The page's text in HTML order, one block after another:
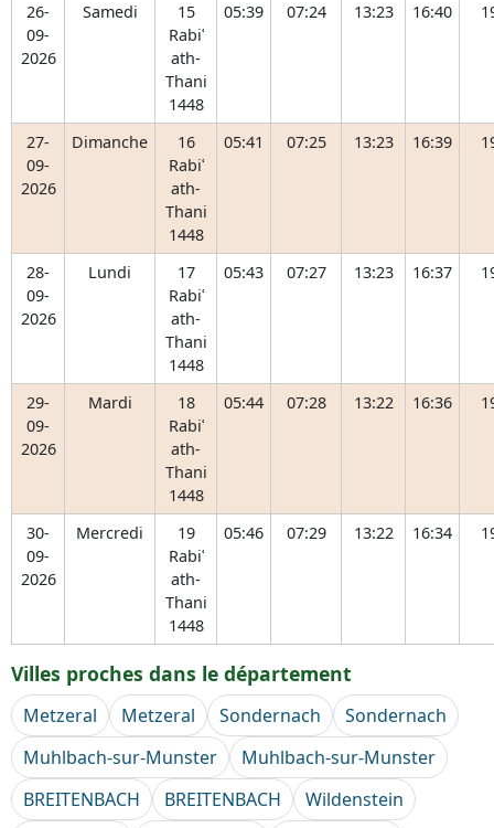
26-
09-
2026
Samedi
15
Rabiʿ
ath-
Thani
1448
05:39 07:24 13:23 16:40
27-
09-
2026
Dimanche
16
Rabiʿ
ath-
Thani
1448
05:41 07:25 13:23 16:39
28-
09-
2026
Lundi
17
Rabiʿ
ath-
Thani
1448
05:43 07:27 13:23 16:37
29-
09-
2026
Mardi
18
Rabiʿ
ath-
Thani
1448
05:44 07:28 13:22 16:36
30-
09-
2026
Mercredi
19
Rabiʿ
ath-
Thani
1448
05:46 07:29 13:22 16:34
Villes proches dans le département
Metzeral Metzeral Sondernach
Sondernach
Muhlbach-sur-Munster
Muhlbach-sur-Munster
BREITENBACH
BREITENBACH
Wildenstein